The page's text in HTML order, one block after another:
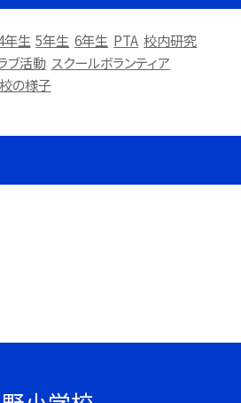
年生 5年生 6年生 PTA 校内研究
ブ活動 スクールボランティア
の様子